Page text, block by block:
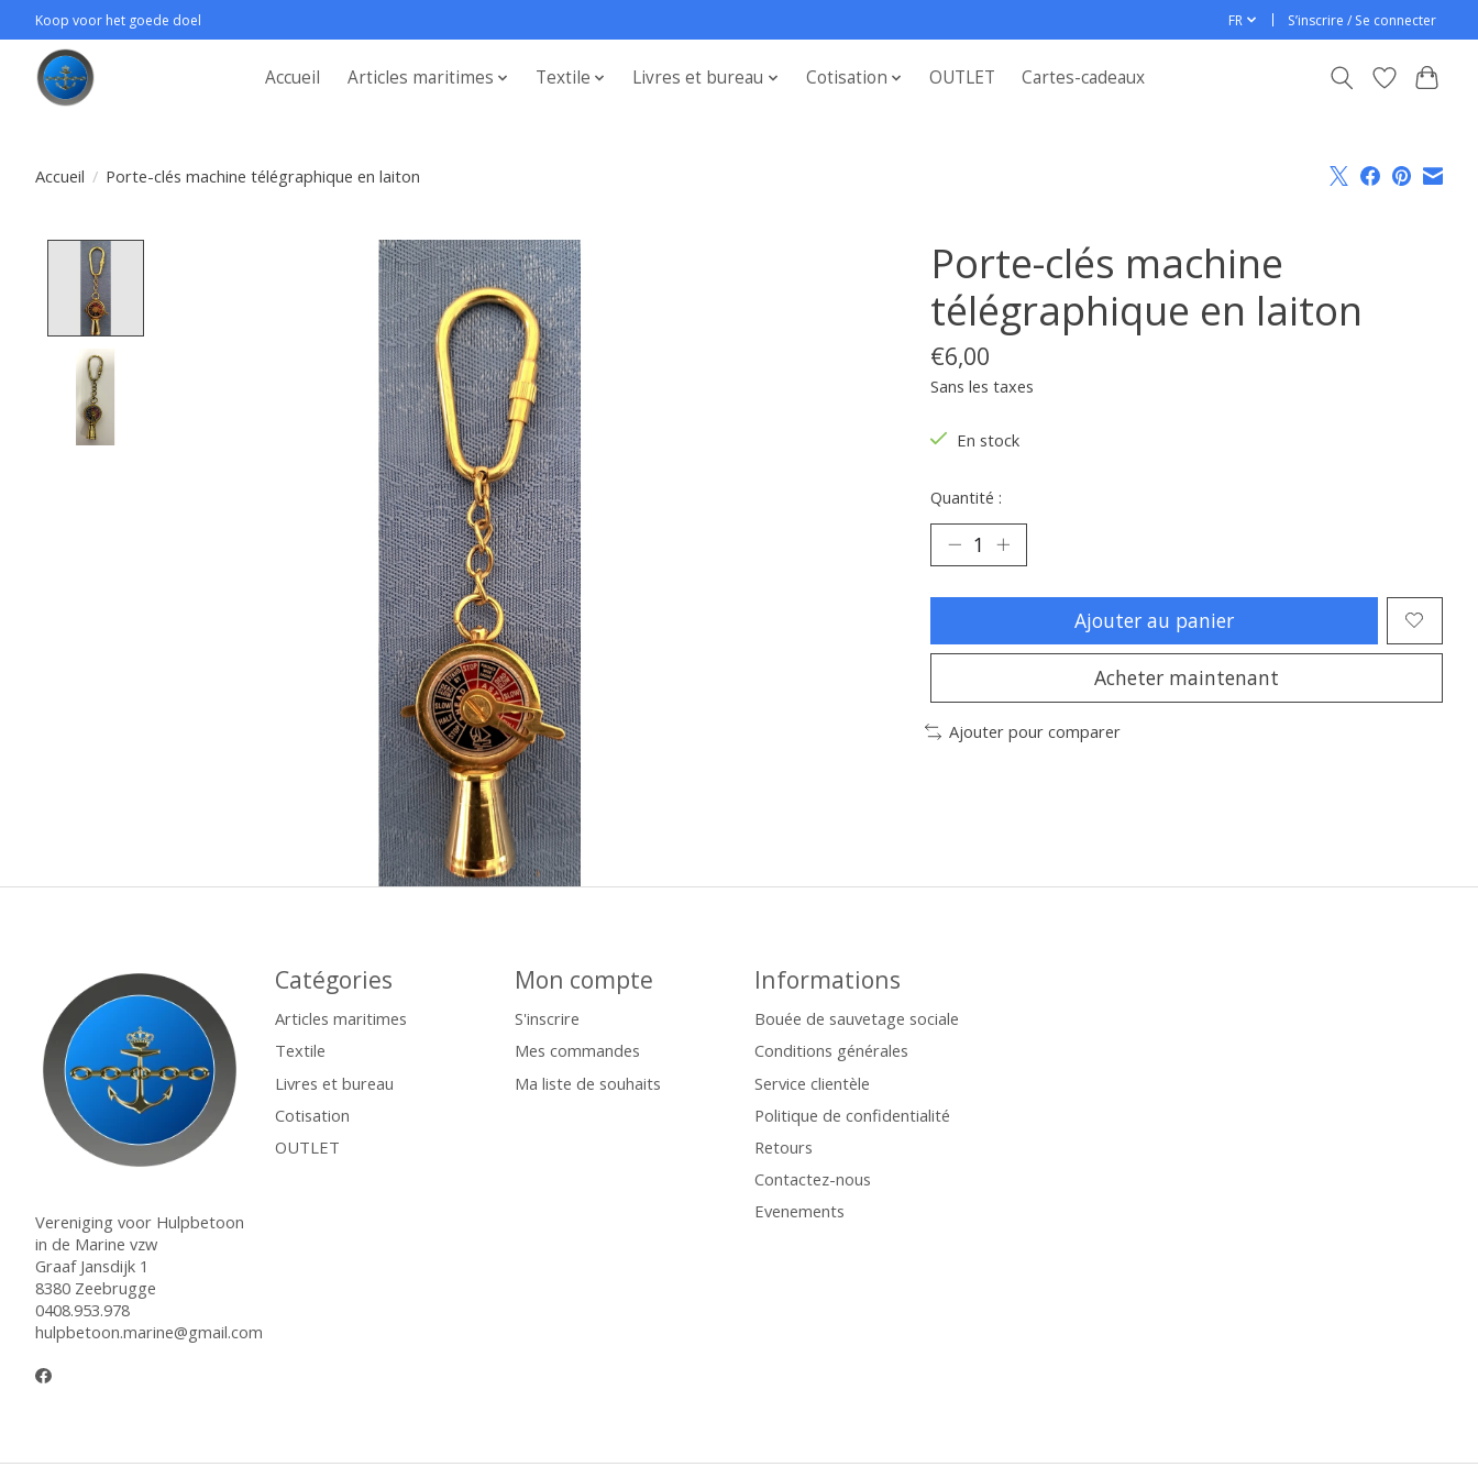
Koop voor het goede doel FR S’inscrire / Se connecter
Accueil Articles maritimes Textile Livres et bureau Cotisation OUTLET Cartes-cadeaux
Accueil / Porte-clés machine télégraphique en laiton
Product image slideshow Items
Porte-clés machine
télégraphique en laiton
€6,00
Sans les taxes
En stock
Quantité :
Ajouter au panier
Acheter maintenant
Ajouter pour comparer
Vereniging voor Hulpbetoon
in de Marine vzw
Graaf Jansdijk 1
8380 Zeebrugge
0408.953.978
hulpbetoon.marine@gmail.com
Catégories
Articles maritimes
Textile
Livres et bureau
Cotisation
OUTLET
Mon compte
S'inscrire
Mes commandes
Ma liste de souhaits
Informations
Bouée de sauvetage sociale
Conditions générales
Service clientèle
Politique de confidentialité
Retours
Contactez-nous
Evenements